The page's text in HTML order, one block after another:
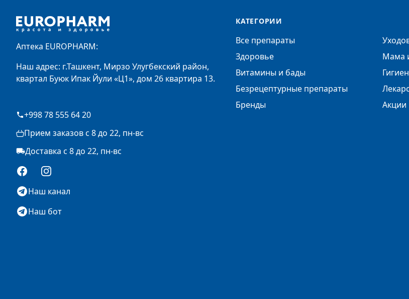
Аптека EUROPHARM:
Наш адрес: г.Ташкент, Мирзо Улугбекский район,
квартал Буюк Ипак Йули «Ц1», дом 26 квартира 13.
+998 78 555 64 20
Прием заказов с 8 до 22, пн-вс
Доставка с 8 до 22, пн-вс
FacebookInstagram
Наш канал
Наш бот
КАТЕГОРИИ
Все препараты
Здоровье
Витамины и бады
Безрецептурные препараты
Бренды
Мама
Акции